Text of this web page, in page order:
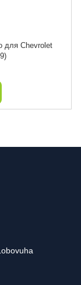
для Chevrolet